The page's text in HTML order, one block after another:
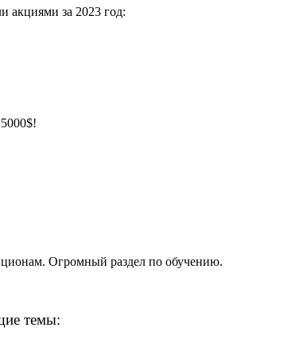
акциями за 2023 год:
Огромный раздел по обучению.
темы: